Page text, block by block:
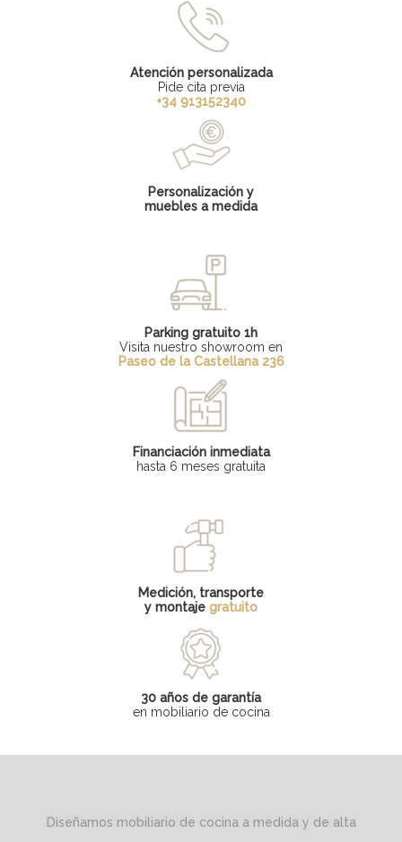
Atención personalizada
Pide cita previa
+34 913152340
Personalización y
muebles a medida
Parking gratuito 1h
Visita nuestro showroom en
Paseo de la Castellana 236
Financiación inmediata
hasta 6 meses gratuita
Medición, transporte
y montaje gratuito
30 años de garantía
en mobiliario de cocina
Diseñamos mobiliario de cocina a medida y de alta